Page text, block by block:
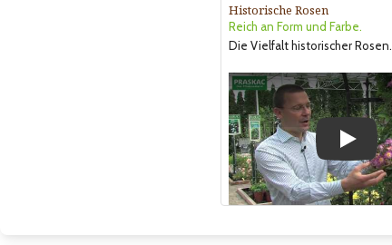
Historische Rosen
Reich an Form und Farbe.
Die Vielfalt historischer Rosen.
Play